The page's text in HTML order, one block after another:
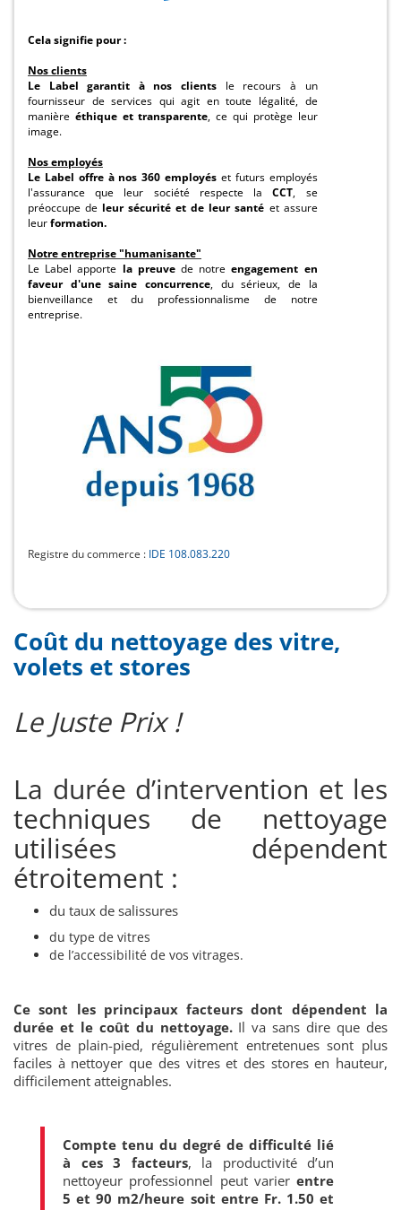
Cela signifie pour :
Nos clients
Le Label garantit à nos clients le recours à un
fournisseur de services qui agit en toute légalité, de
manière éthique et transparente, ce qui protège leur
image.
Nos employés
Le Label offre à nos 360 employés et futurs employés
l'assurance que leur société respecte laCCT, se
préoccupe de leur sécurité et de leur santé et assure
leurformation.
Notre entreprise "humanisante"
Le Label apporte la preuvede notre engagement en
faveur d'une saine concurrence, du sérieux, de la
bienveillance et du professionnalisme de notre
entreprise.
Registre du commerce : IDE 108.083.220
Coût du nettoyage des vitre,
volets et stores
Le Juste Prix !
La durée d’intervention et les
techniques de nettoyage
utilisées dépendent
étroitement :
du taux de salissures
du type de vitres
de l’accessibilité de vos vitrages.
Ce sont les principaux facteurs dont dépendent la
durée et le coût du nettoyage.Il va sans dire que des
vitres de plain-pied, régulièrement entretenues sont plus
faciles à nettoyer que des vitres et des stores en hauteur,
difficilement atteignables.
Compte tenu du degré de difficulté lié
à ces 3 facteurs, la productivité d’un
nettoyeur professionnel peut varier entre
5 et 90 m2/heure soit entre Fr. 1.50 et